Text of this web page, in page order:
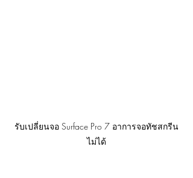
รับเปลี่ยนจอ Surface Pro 7 อาการจอทัชสกรีน
ไม่ได้